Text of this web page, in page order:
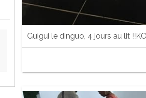
Guigui le dinguo, 4 jours au lit !!KO